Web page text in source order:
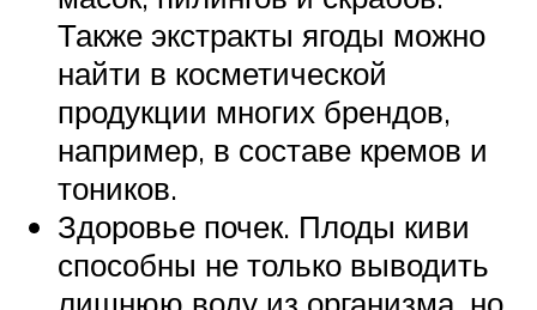
Также экстракты ягоды можно
найти в косметической
продукции многих брендов,
например, в составе кремов и
тоников.
Здоровье почек. Плоды киви
способны не только выводить